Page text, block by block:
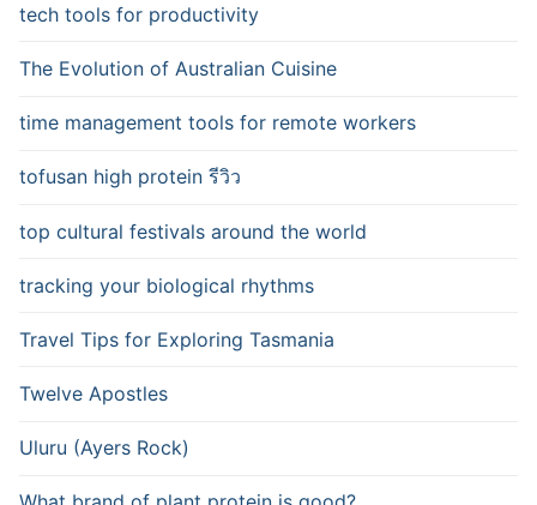
tech tools for productivity
The Evolution of Australian Cuisine
time management tools for remote workers
tofusan high protein รีวิว
top cultural festivals around the world
tracking your biological rhythms
Travel Tips for Exploring Tasmania
Twelve Apostles
Uluru (Ayers Rock)